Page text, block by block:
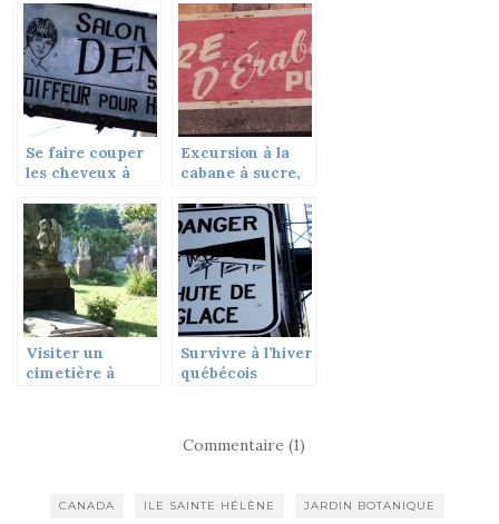
Se faire couper
les cheveux à
Excursion à la
cabane à sucre,
Visiter un
cimetière à
Survivre à l’hiver
québécois
Commentaire (1)
CANADA ILE SAINTE HÉLÈNE JARDIN BOTANIQUE